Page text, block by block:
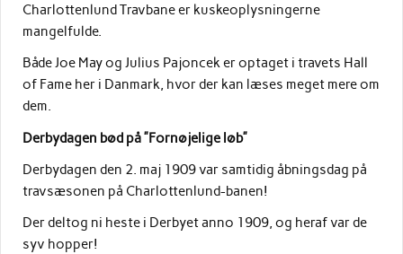
Charlottenlund Travbane er kuskeoplysningerne
mangelfulde.
Både Joe May og Julius Pajoncek er optaget i travets Hall
of Fame her i Danmark, hvor der kan læses meget mere om
dem.
Derbydagen bød på ”Fornøjelige løb”
Derbydagen den 2. maj 1909 var samtidig åbningsdag på
travsæsonen på Charlottenlund-banen!
Der deltog ni heste i Derbyet anno 1909, og heraf var de
syv hopper!